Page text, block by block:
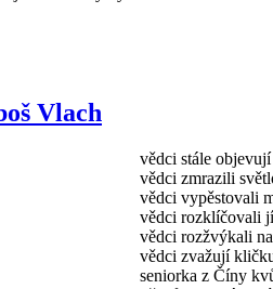
Vlach
vědci stále
vědci zmrazili
vědci vypěstovali
vědci rozklíčovali
vědci rozžvýkali
vědci zvažují
seniorka z Číny